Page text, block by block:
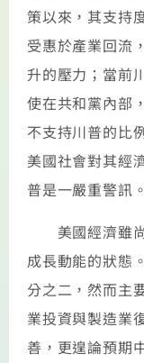
策以來，其支持
受惠於產業回流
升的壓力；當前
使在共和黨內部
不支持川普的比
美國社會對其經
普是一嚴重警訊。
美國經濟雖尚
成長動能的狀態
分之二，然而主
業投資與製造業
善，更遑論預期